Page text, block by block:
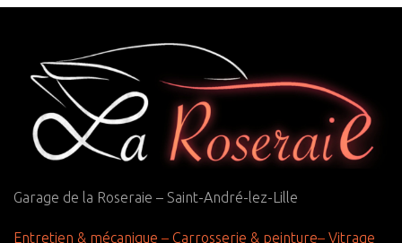
Garage de la Roseraie – Saint-André-lez-Lille
Entretien & mécanique – Carrosserie & peinture– Vitrage